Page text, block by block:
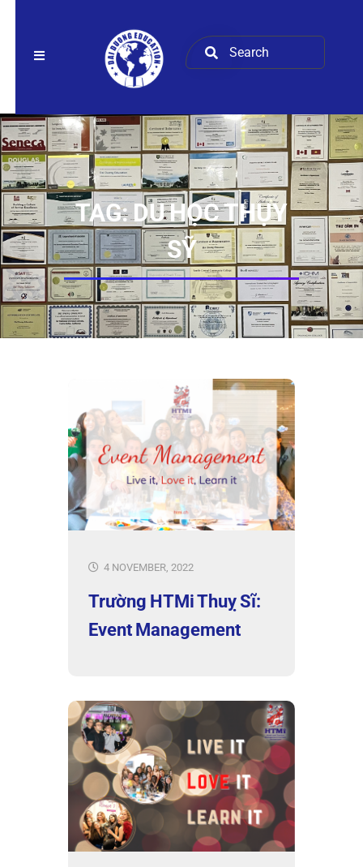
TAG:DU HỌC THỤY
SỸ
4 NOVEMBER, 2022
Trường HTMi Thuỵ Sĩ:
Event Management